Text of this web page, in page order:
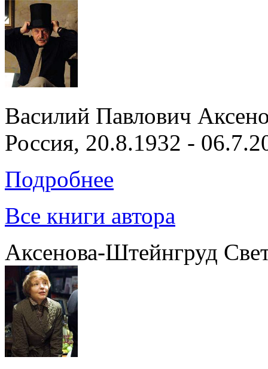
Василий Павлович
Россия, 20.8.1932 -
Подробнее
Все книги автора
Аксенова-Штейнгруд